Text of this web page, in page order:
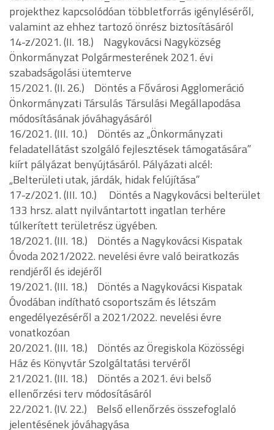
projekthez kapcsolódóan többletforrás igényléséről,
valamint az ehhez tartozó önrész biztosításáról
14-z/2021. (II. 18.) Nagykovácsi Nagyközség
Önkormányzat Polgármesterének 2021. évi
szabadságolási ütemterve
15/2021. (II. 26.) Döntés a Fővárosi Agglomeráció
Önkormányzati Társulás Társulási Megállapodása
módosításának jóváhagyásáról
16/2021. (III. 10.) Döntés az „Önkormányzati
feladatellátást szolgáló fejlesztések támogatására”
kiírt pályázat benyújtásáról. Pályázati alcél:
„Belterületi utak, járdák, hidak felújítása”
17-z/2021. (III. 10.) Döntés a Nagykovácsi belterület
133 hrsz. alatt nyilvántartott ingatlan terhére
túlkerített területrész ügyében.
18/2021. (III. 18.) Döntés a Nagykovácsi Kispatak
Óvoda 2021/2022. nevelési évre való beiratkozás
rendjéről és idejéről
19/2021. (III. 18.) Döntés a Nagykovácsi Kispatak
Óvodában indítható csoportszám és létszám
engedélyezéséről a 2021/2022. nevelési évre
vonatkozóan
20/2021. (III. 18.) Döntés az Öregiskola Közösségi
Ház és Könyvtár Szolgáltatási tervéről
21/2021. (III. 18.) Döntés a 2021. évi belső
ellenőrzési terv módosításáról
22/2021. (IV. 22.) Belső ellenőrzés összefoglaló
jelentésének jóváhagyása